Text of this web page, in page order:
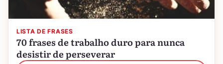
LISTA DE FRASES
70 frases de trabalho duro para nunca
desistir de perseverar